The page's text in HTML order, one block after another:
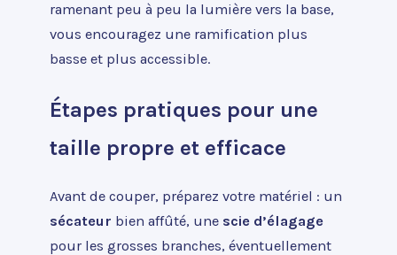
ramenant peu à peu la lumière vers la base,
vous encouragez une ramification plus
basse et plus accessible.
Étapes pratiques pour une
taille propre et efficace
Avant de couper, préparez votre matériel : un
sécateur bien affûté, une scie d’élagage
pour les grosses branches, éventuellement